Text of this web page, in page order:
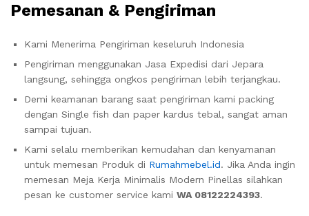
Pemesanan & Pengiriman
Kami Menerima Pengiriman keseluruh Indonesia
Pengiriman menggunakan Jasa Expedisi dari Jepara
langsung, sehingga ongkos pengiriman lebih terjangkau.
Demi keamanan barang saat pengiriman kami packing
dengan Single fish dan paper kardus tebal, sangat aman
sampai tujuan.
Kami selalu memberikan kemudahan dan kenyamanan
untuk memesan Produk di Rumahmebel.id. Jika Anda ingin
memesan Meja Kerja Minimalis Modern Pinellas silahkan
pesan ke customer service kami WA 08122224393.